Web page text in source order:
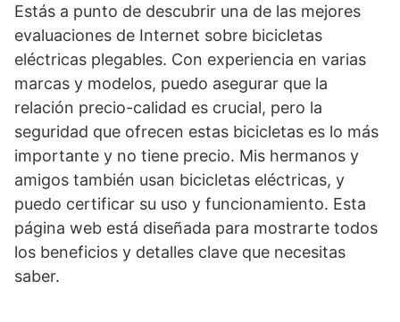
Estás a punto de descubrir una de las mejores
evaluaciones de Internet sobre bicicletas
eléctricas plegables. Con experiencia en varias
marcas y modelos, puedo asegurar que la
relación precio-calidad es crucial, pero la
seguridad que ofrecen estas bicicletas es lo más
importante y no tiene precio. Mis hermanos y
amigos también usan bicicletas eléctricas, y
puedo certificar su uso y funcionamiento. Esta
página web está diseñada para mostrarte todos
los beneficios y detalles clave que necesitas
saber.